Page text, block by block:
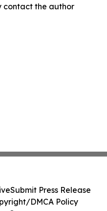
contact the author
Submit Press Release
DMCA Policy